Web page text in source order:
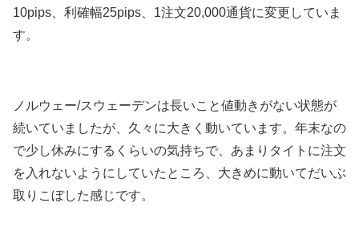
10pips、利確幅25pips、1注文20,000通貨に変更していま
す。
ノルウェー/スウェーデンは長いこと値動きがない状態が
続いていましたが、 久々に大きく動いています。年末なの
で少し休みにするくらいの気持ちで、あまりタイトに注文
を入れないようにしていたところ、大きめに動いてだいぶ
取りこぼした感じです。